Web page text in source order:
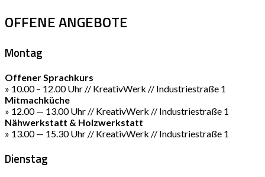
OFFENE ANGEBOTE
Montag
Offener Sprachkurs
» 10.00 – 12.00 Uhr // KreativWerk // Industriestraße 1
Mitmachküche
» 12.00 — 13.00 Uhr // KreativWerk // Industriestraße 1
Nähwerkstatt & Holzwerkstatt
» 13.00 — 15.30 Uhr // KreativWerk // Industriestraße 1
Dienstag